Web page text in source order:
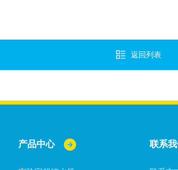
返回列表
产品中心 联系我